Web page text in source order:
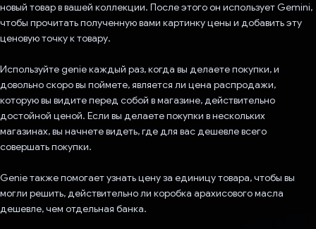
новый товар в вашей коллекции. После этого он использует Gemini,
чтобы прочитать полученную вами картинку цены и добавить эту
ценовую точку к товару.
Используйте genie каждый раз, когда вы делаете покупки, и
довольно скоро вы поймете, является ли цена распродажи,
которую вы видите перед собой в магазине, действительно
достойной ценой. Если вы делаете покупки в нескольких
магазинах, вы начнете видеть, где для вас дешевле всего
совершать покупки.
Genie также помогает узнать цену за единицу товара, чтобы вы
могли решить, действительно ли коробка арахисового масла
дешевле, чем отдельная банка.